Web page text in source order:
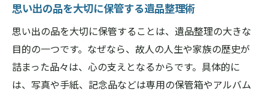
思い出の品を大切に保管する遺品整理術
思い出の品を大切に保管することは、遺品整理の大きな
目的の一つです。なぜなら、故人の人生や家族の歴史が
詰まった品々は、心の支えとなるからです。具体的に
は、写真や手紙、記念品などは専用の保管箱やアルバム